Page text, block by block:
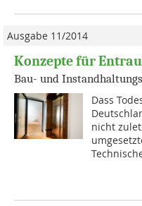
Ausgabe 11/2014
Konzepte für
Bau- und
Dass
nicht